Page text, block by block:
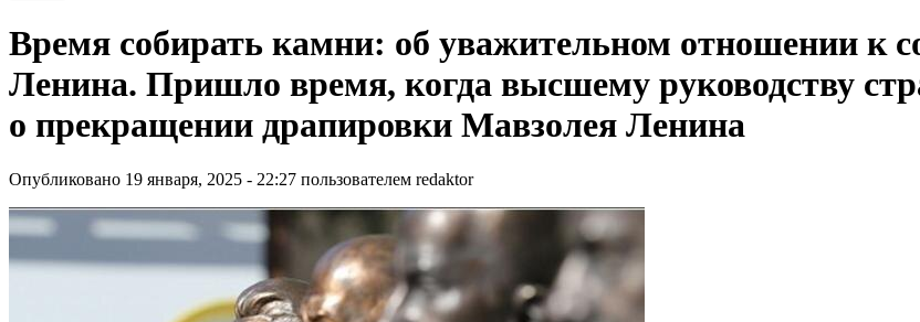
Время собирать камни: об уважительном отношении к
Ленина. Пришло время, когда высшему руководству
о прекращении драпировки Мавзолея Ленина
Опубликовано 19 января, 2025 - 22:27 пользователем redaktor